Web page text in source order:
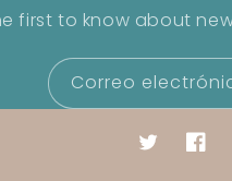
first to know about
Correo
Twitter